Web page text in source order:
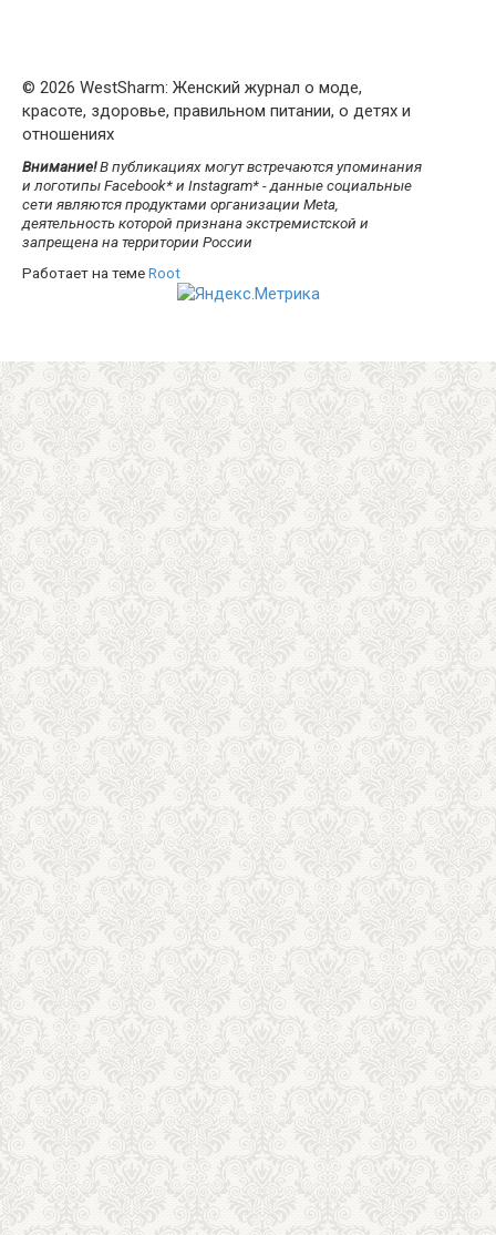
© 2026 WestSharm: Женский журнал о моде,
красоте, здоровье, правильном питании, о детях и
отношениях
Внимание!В публикациях могут встречаются упоминания
и логотипы Facebook* и Instagram* - данные социальные
сети являются продуктами организации Meta,
деятельность которой признана экстремистской и
запрещена на территории России
Работает на темеRoot